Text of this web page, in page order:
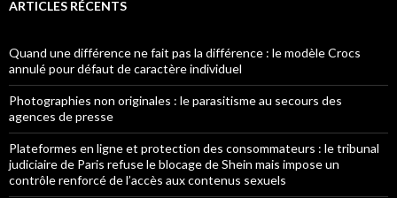
ARTICLES RÉCENTS
Quand une différence ne fait pas la différence : le modèle Crocs
annulé pour défaut de caractère individuel
Photographies non originales : le parasitisme au secours des
agences de presse
Plateformes en ligne et protection des consommateurs : le tribunal
judiciaire de Paris refuse le blocage de Shein mais impose un
contrôle renforcé de l’accès aux contenus sexuels